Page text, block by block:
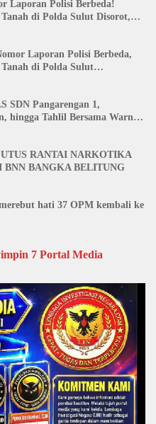
Laporan Polisi Berbeda!
di Polda Sulut Disorot,
Laporan Polisi Berbeda,
di Polda Sulut
SDN Pangarengan 1,
hingga Tahlil Bersama Warnai
RANTAI NARKOTIKA
BNN BANGKA BELITUNG
hati 37 OPM kembali ke
7 Portal Media